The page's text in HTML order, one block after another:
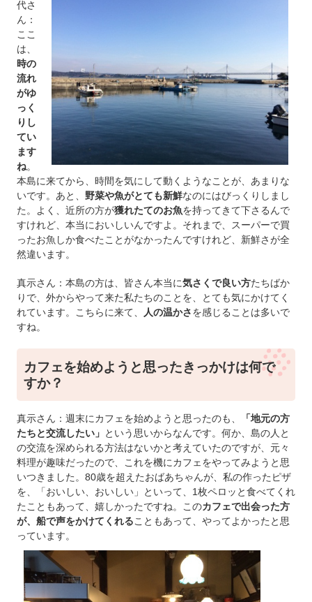
代さ
ん：
ここ
は、
時の
流れ
がゆ
っく
りし
てい
ます
ね。
本島に来てから、時間を気にして動くようなことが、あまりな
いです。あと、 野菜や魚がとても新鮮なのにはびっくりしまし
た。よく、近所の方が獲れたてのお魚を持ってきて下さるんで
すけれど、本当においしいんですよ。それまで、スーパーで買
ったお魚しか食べたことがなかったんですけれど、新鮮さが全
然違います。
真示さん：本島の方は、皆さん本当に気さくで良い方たちばか
りで、外からやって来た私たちのことを、とても気にかけてく
れています。こちらに来て、
人の温かさを感じることは多いで
すね。
カフェを始めようと思ったきっかけは何で
すか？
真示さん：週末にカフェを始めようと思ったのも、
「地元の方
たちと交流したい」 という思いからなんです。何か、島の人と
の交流を深められる方法はないかと考えていたのですが、元々
料理が趣味だったので、これを機にカフェをやってみようと思
いつきました。80歳を超えたおばあちゃんが、私の作ったピザ
を、「おいしい、おいしい」といって、1枚ペロッと食べてくれ
たこともあって、嬉しかったですね。このカフェで出会った方
が、船で声をかけてくれることもあって、やってよかったと思
っています。